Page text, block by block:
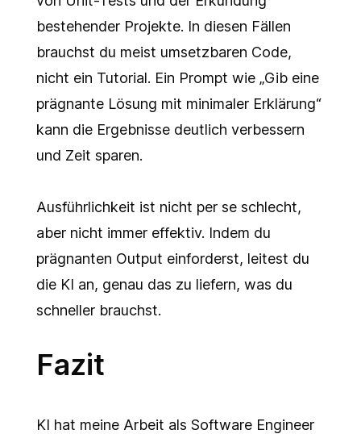
bestehender Projekte. In diesen Fällen
brauchst du meist umsetzbaren Code,
nicht ein Tutorial. Ein Prompt wie „Gib eine
prägnante Lösung mit minimaler Erklärung“
kann die Ergebnisse deutlich verbessern
und Zeit sparen.
Ausführlichkeit ist nicht per se schlecht,
aber nicht immer effektiv. Indem du
prägnanten Output einforderst, leitest du
die KI an, genau das zu liefern, was du
schneller brauchst.
Fazit
KI hat meine Arbeit als Software Engineer